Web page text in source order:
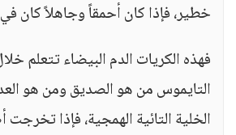
خطير، فإذا كان أحمقاً وجاهلاً كان
فهذه الكريات الدم البيضاء تتعلم
التايموس من هو الصديق ومن هو
الخلية التائية الهمجية، فإذا